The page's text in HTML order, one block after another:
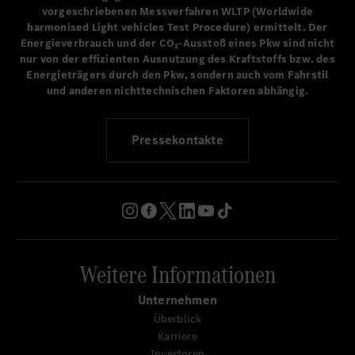
vorgeschriebenen Messverfahren WLTP (Worldwide
harmonised Light vehicles Test Procedure) ermittelt. Der
Energieverbrauch und der CO₂-Ausstoß eines Pkw sind nicht
nur von der effizienten Ausnutzung des Kraftstoffs bzw. des
Energieträgers durch den Pkw, sondern auch vom Fahrstil
und anderen nichttechnischen Faktoren abhängig.
Pressekontakte
Weitere Informationen
Unternehmen
Überblick
Karriere